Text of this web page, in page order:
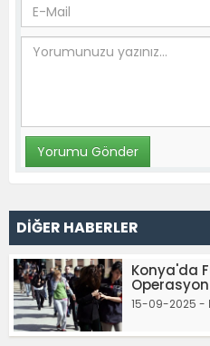
DİĞER HABERLER
Konya'da
Operasyon
15-09-2025 -